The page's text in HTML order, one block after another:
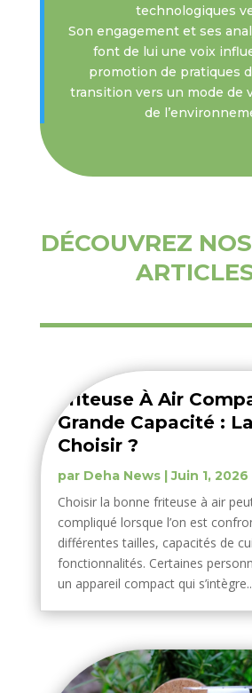
technologiques
Son engagement et ses
font de lui une voix
promotion de pratiques
transition vers un mode de
de
DÉCOUVREZ
Friteuse À Air
Grande Capacité :
Choisir ?
par Deha News|Juin 1, 2026
Choisir la bonne friteuse à air
compliqué lorsque l’on est
différentes tailles, capacités de
fonctionnalités. Certaines
un appareil compact qui